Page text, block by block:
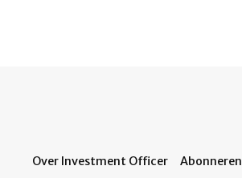
Over Investment Officer Abonneren